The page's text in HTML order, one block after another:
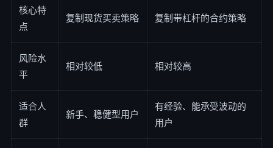
核心特
点
复制现货买卖策略 复制带杠杆的合约策略
风险水
平
相对较低 相对较高
适合人
群
新手、稳健型用户
有经验、能承受波动的
用户